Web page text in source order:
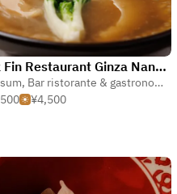
Shark Fin Restaurant Ginza Nanoka
, Bar ristorante & gastronomia
¥4,500